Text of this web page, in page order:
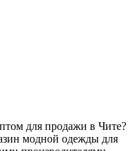
для продажи в Чите?
модной одежды для